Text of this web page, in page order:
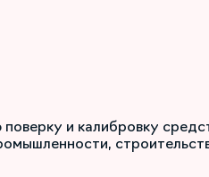
и калибровку